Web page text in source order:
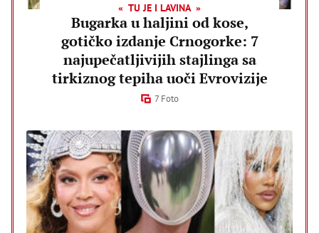
TU JE I LAVINA
Bugarka u haljini od kose,
gotičko izdanje Crnogorke: 7
najupečatljivijih stajlinga sa
tirkiznog tepiha uoči Evrovizije
7 Foto